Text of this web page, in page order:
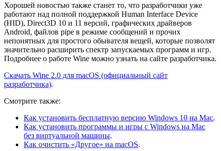
Хорошей новостью также станет то, что разработчики уже
работают над полной поддержкой Human Interface Device
(HID), Direct3D 10 и 11 версий, графических драйверов
Android, файлов pipe в режиме сообщений и прочих
непонятных для простого обывателя вещей, которые позволят
значительно расширить спектр запускаемых программ и игр.
Подробнее о работе Wine можно узнать на сайте разработчика.
Скачать Wine 2.0 для macOS (официальный сайт
разработчика).
Смотрите также:
Как установить бесплатную версию Windows 10 на Mac.
Как установить программы и игры с Windows на Mac
без виртуальной машины.
Как очистить «Другое» на macOS.